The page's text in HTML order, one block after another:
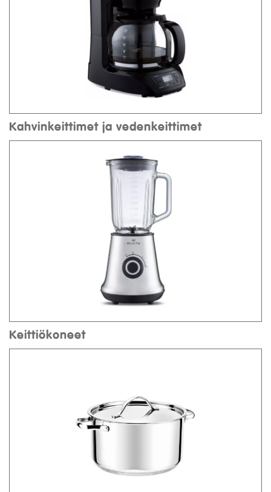
Kahvinkeittimet ja vedenkeittimet
Keittiökoneet